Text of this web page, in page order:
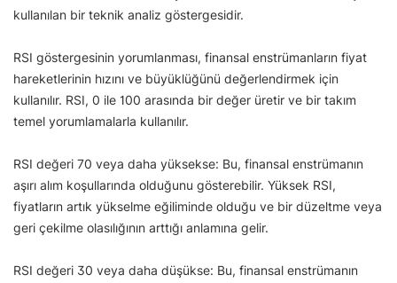
kullanılan bir teknik analiz göstergesidir.
RSI göstergesinin yorumlanması, finansal enstrümanların fiyat
hareketlerinin hızını ve büyüklüğünü değerlendirmek için
kullanılır. RSI, 0 ile 100 arasında bir değer üretir ve bir takım
temel yorumlamalarla kullanılır.
RSI değeri 70 veya daha yüksekse: Bu, finansal enstrümanın
aşırı alım koşullarında olduğunu gösterebilir. Yüksek RSI,
fiyatların artık yükselme eğiliminde olduğu ve bir düzeltme veya
geri çekilme olasılığının arttığı anlamına gelir.
RSI değeri 30 veya daha düşükse: Bu, finansal enstrümanın